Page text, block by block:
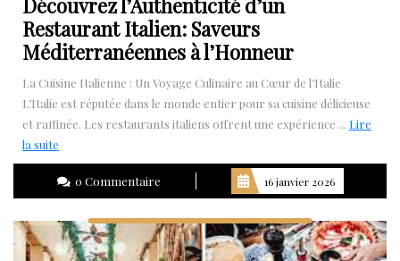
Restaurant Italien: Saveurs
Méditerranéennes à l’Honneur
La Cuisine Italienne : Un Voyage Culinaire au Cœur de l’Italie
L’Italie est réputée dans le monde entier pour sa cuisine délicieuse
et raffinée. Les restaurants italiens offrent une expérience ... Lire
la suite
la
suite0 Commentaire 16 janvier 2026